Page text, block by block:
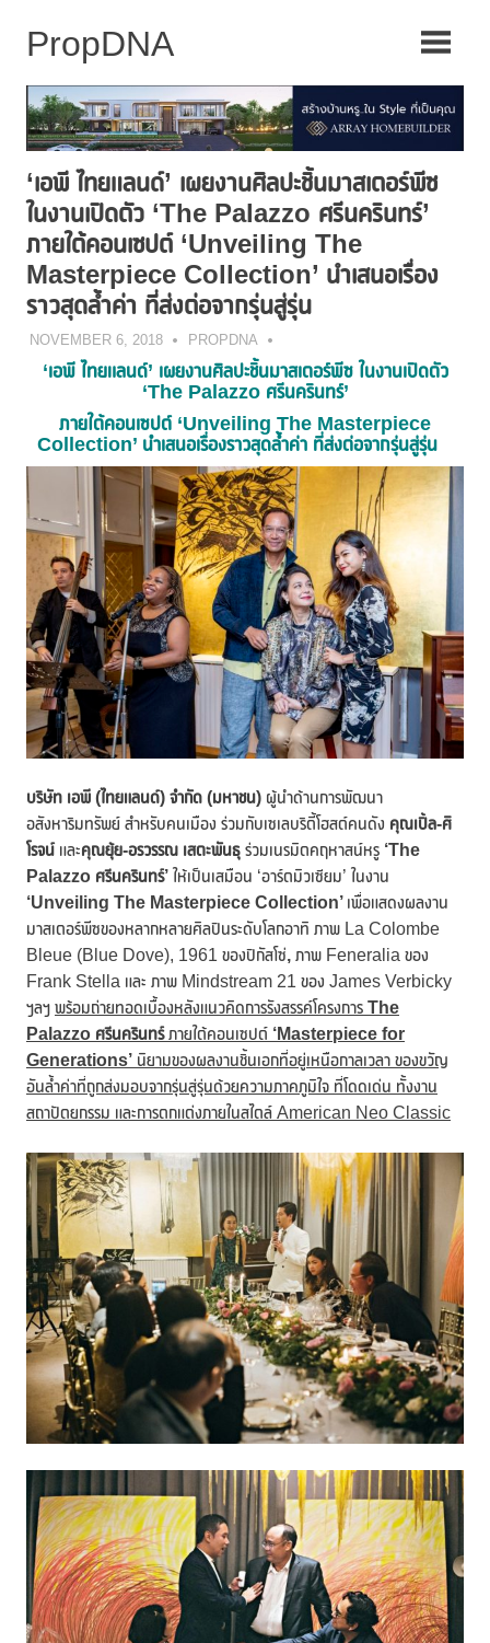
‘เอพี ไทยแลนด์’ เผยงานศิลปะชิ้นมาสเตอร์พีซ
ในงานเปิดตัว ‘The Palazzo ศรีนครินทร์’
ภายใต้คอนเซปต์ ‘Unveiling The
Masterpiece Collection’ นำเสนอเรื่อง
ราวสุดล้ำค่า ที่ส่งต่อจากรุ่นสู่รุ่น
NOVEMBER 6, 2018 PROPDNA
‘เอพี ไทยแลนด์’ เผยงานศิลปะชิ้นมาสเตอร์พีซ ในงานเปิดตัว
‘The Palazzo ศรีนครินทร์’
ภายใต้คอนเซปต์ ‘Unveiling The Masterpiece
Collection’ นำเสนอเรื่องราวสุดล้ำค่า ที่ส่งต่อจากรุ่นสู่รุ่น
บริษัท เอพี (ไทยแลนด์) จำกัด (มหาชน) ผู้นำด้านการพัฒนา
อสังหาริมทรัพย์ สำหรับคนเมือง ร่วมกับเซเลบริตี้โฮสต์คนดัง คุณเปิ้ล-ศิ
โรจน์ และคุณยุ้ย-อรวรรณ เสตะพันธุ ร่วมเนรมิตคฤหาสน์หรู ‘The
Palazzo ศรีนครินทร์’ ให้เป็นเสมือน ‘อาร์ตมิวเซียม’ ในงาน
‘Unveiling The Masterpiece Collection’ เพื่อแสดงผลงาน
มาสเตอร์พีซของหลากหลายศิลปินระดับโลกอาทิ ภาพ La Colombe
Bleue (Blue Dove), 1961 ของปิกัสโซ่, ภาพ Feneralia ของ
Frank Stella และ ภาพ Mindstream 21 ของ James Verbicky
ฯลฯ พร้อมถ่ายทอดเบื้องหลังแนวคิดการรังสรรค์โครงการ The
Palazzo ศรีนครินทร์ภายใต้คอนเซปต์ ‘Masterpiece for
Generations’ นิยามของผลงานชิ้นเอกที่อยู่เหนือกาลเวลา ของขวัญ
อันล้ำค่าที่ถูกส่งมอบจากรุ่นสู่รุ่นด้วยความภาคภูมิใจ ที่โดดเด่น ทั้งงาน
สถาปัตยกรรม และการตกแต่งภายในสไตล์ American Neo Classic